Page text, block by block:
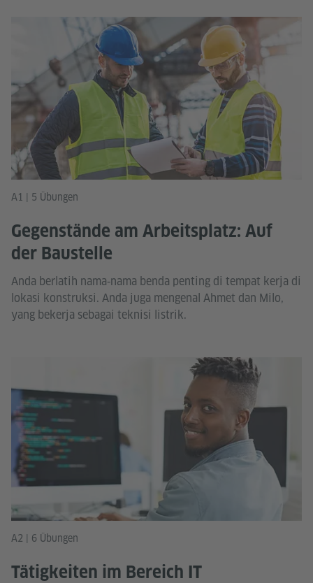
A1 | 5 Übungen
Gegenstände am Arbeitsplatz: Auf
der Baustelle
Anda berlatih nama‑nama benda penting di tempat kerja di
lokasi konstruksi. Anda juga mengenal Ahmet dan Milo,
yang bekerja sebagai teknisi listrik.
A2 | 6 Übungen
Tätigkeiten im Bereich IT